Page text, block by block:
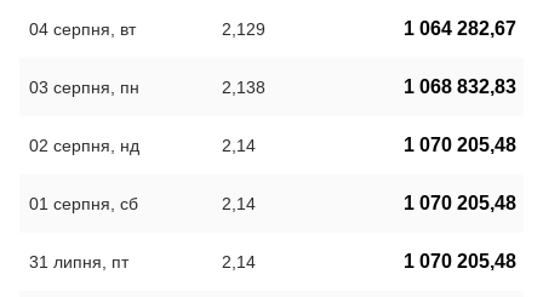
04 серпня, вт 2,129 1 064 282,67
03 серпня, пн 2,138 1 068 832,83
02 серпня, нд 2,14 1 070 205,48
01 серпня, сб 2,14 1 070 205,48
31 липня, пт 2,14 1 070 205,48